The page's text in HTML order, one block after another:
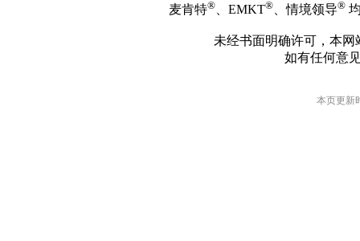
麦肯特® 、EMKT® 、情境领导®
未经书面明确许可，本
如有任何意
本页更新